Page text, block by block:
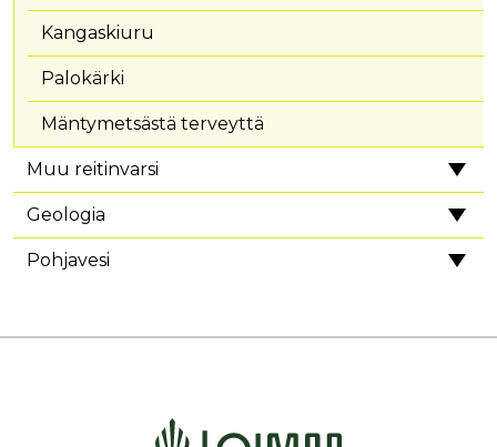
Kangaskiuru
Palokärki
Mäntymetsästä terveyttä
Muu reitinvarsi
Geologia
Pohjavesi